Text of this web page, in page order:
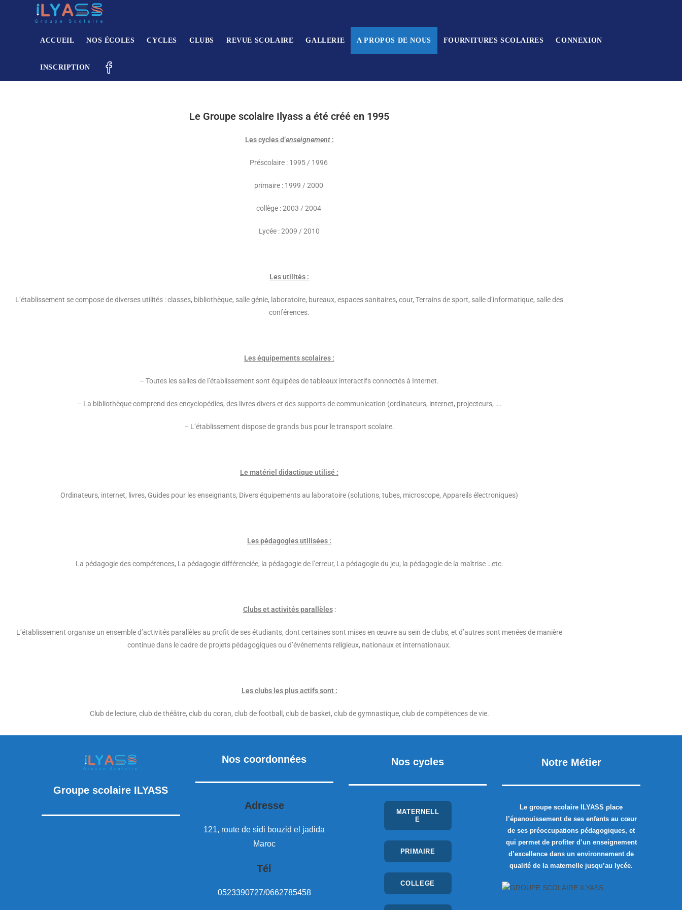
ACCUEIL NOS ÉCOLES CYCLES CLUBS REVUE SCOLAIRE GALLERIE A PROPOS DE NOUS FOURNITURES SCOLAIRES CONNEXION
INSCRIPTION
Le Groupe scolaire Ilyass a été créé en 1995
Les cycles d’enseignement :
Préscolaire : 1995 / 1996
primaire : 1999 / 2000
collège : 2003 / 2004
Lycée : 2009 / 2010
Les utilités :
L’établissement se compose de diverses utilités : classes, bibliothèque, salle génie, laboratoire, bureaux, espaces sanitaires, cour, Terrains de sport, salle d’informatique, salle des
conférences.
Les équipements scolaires :
– Toutes les salles de l’établissement sont équipées de tableaux interactifs connectés à Internet.
– La bibliothèque comprend des encyclopédies, des livres divers et des supports de communication (ordinateurs, internet, projecteurs, ….
– L’établissement dispose de grands bus pour le transport scolaire.
Le matériel didactique utilisé :
Ordinateurs, internet, livres, Guides pour les enseignants, Divers équipements au laboratoire (solutions, tubes, microscope, Appareils électroniques)
Les pédagogies utilisées :
La pédagogie des compétences, La pédagogie différenciée, la pédagogie de l’erreur, La pédagogie du jeu, la pédagogie de la maîtrise …etc.
Clubs et activités parallèles:
L’établissement organise un ensemble d’activités parallèles au profit de ses étudiants, dont certaines sont mises en œuvre au sein de clubs, et d’autres sont menées de manière
continue dans le cadre de projets pédagogiques ou d’événements religieux, nationaux et internationaux.
Les clubs les plus actifs sont:
Club de lecture, club de théâtre, club du coran, club de football, club de basket, club de gymnastique, club de compétences de vie.
Groupe scolaire ILYASS
Nos coordonnées
Adresse
121, route de sidi bouzid el jadida
Maroc
Tél
0523390727/0662785458
Nos cycles
MATERNELL
E
PRIMAIRE
COLLEGE
Notre Métier
Le groupe scolaire ILYASS place
l’épanouissement de ses enfants au cœur
de ses préoccupations pédagogiques, et
qui permet de profiter d’un enseignement
d’excellence dans un environnement de
qualité de la maternelle jusqu’au lycée.